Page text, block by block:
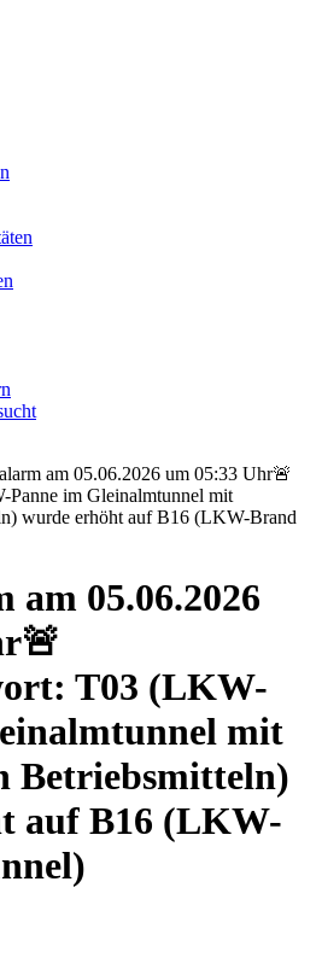
am 05.06.2026 um 05:33 Uhr🚨
im Gleinalmtunnel mit
wurde erhöht auf B16 (LKW-Brand
am 05.06.2026
T03 (LKW-
mit
Betriebsmitteln)
auf B16 (LKW-